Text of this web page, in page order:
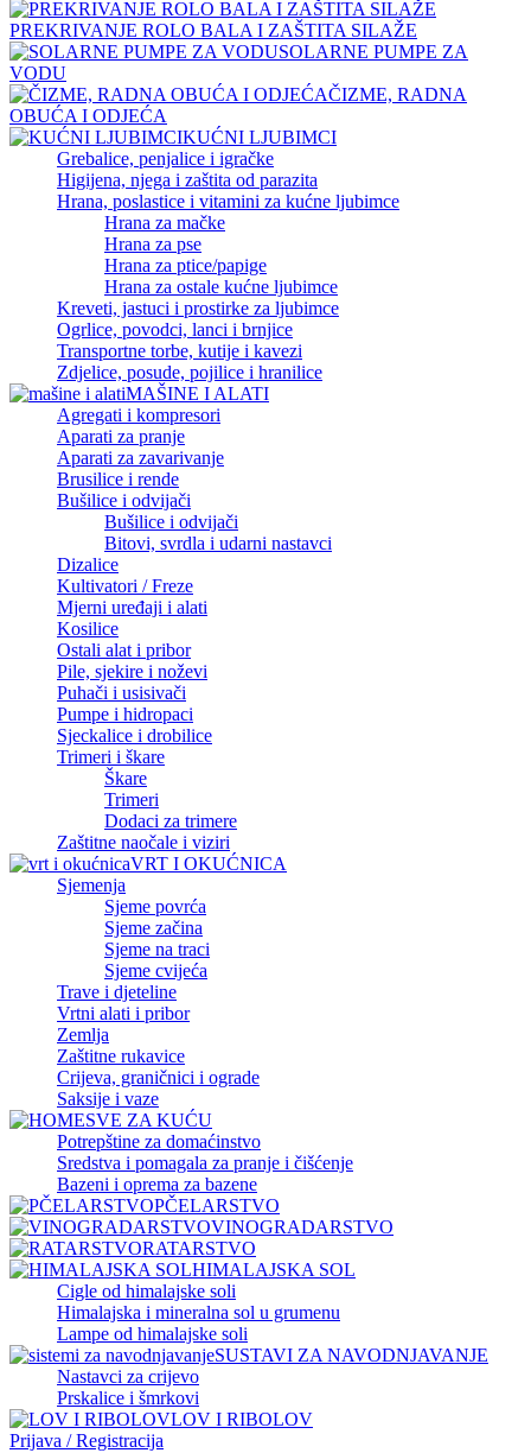
PREKRIVANJE ROLO BALA I ZAŠTITA SILAŽE
SOLARNE PUMPE ZA
VODU
ČIZME, RADNA
OBUĆA I ODJEĆA
KUĆNI LJUBIMCI
Grebalice, penjalice i igračke
Higijena, njega i zaštita od parazita
Hrana, poslastice i vitamini za kućne ljubimce
Hrana za mačke
Hrana za pse
Hrana za ptice/papige
Hrana za ostale kućne ljubimce
Kreveti, jastuci i prostirke za ljubimce
Ogrlice, povodci, lanci i brnjice
Transportne torbe, kutije i kavezi
Zdjelice, posude, pojilice i hranilice
MAŠINE I ALATI
Agregati i kompresori
Aparati za pranje
Aparati za zavarivanje
Brusilice i rende
Bušilice i odvijači
Bušilice i odvijači
Bitovi, svrdla i udarni nastavci
Dizalice
Kultivatori / Freze
Mjerni uređaji i alati
Kosilice
Ostali alat i pribor
Pile, sjekire i noževi
Puhači i usisivači
Pumpe i hidropaci
Sjeckalice i drobilice
Trimeri i škare
Škare
Trimeri
Dodaci za trimere
Zaštitne naočale i viziri
VRT I OKUĆNICA
Sjemenja
Sjeme povrća
Sjeme začina
Sjeme na traci
Sjeme cvijeća
Trave i djeteline
Vrtni alati i pribor
Zemlja
Zaštitne rukavice
Crijeva, graničnici i ograde
Saksije i vaze
SVE ZA KUĆU
Potrepštine za domaćinstvo
Sredstva i pomagala za pranje i čišćenje
Bazeni i oprema za bazene
PČELARSTVO
VINOGRADARSTVO
RATARSTVO
HIMALAJSKA SOL
Cigle od himalajske soli
Himalajska i mineralna sol u grumenu
Lampe od himalajske soli
SUSTAVI ZA NAVODNJAVANJE
Nastavci za crijevo
Prskalice i šmrkovi
LOV I RIBOLOV
Prijava / Registracija